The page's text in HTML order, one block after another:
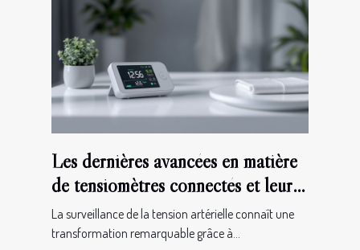
Les dernières avancées en matière
de tensiomètres connectés et leur
impact sur la santé quotidienne
La surveillance de la tension artérielle connaît une
transformation remarquable grâce à...